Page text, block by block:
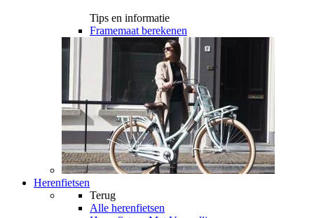
Tips en informatie
Framemaat berekenen
Herenfietsen
Terug
Alle herenfietsen